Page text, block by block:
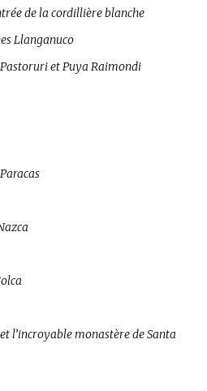
de la cordillière blanche
Llanganuco
et Puya Raimondi
l’incroyable monastère de Santa